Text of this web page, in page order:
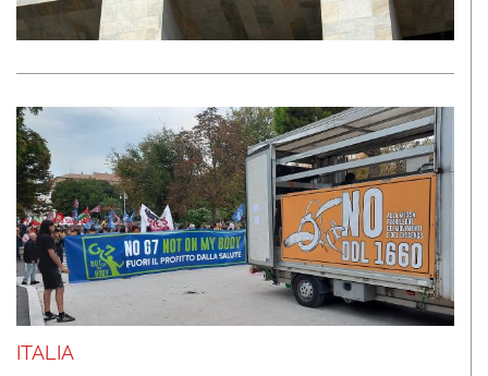
ITALIA